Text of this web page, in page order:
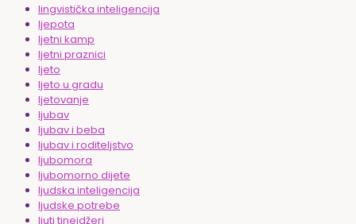
lingvistička inteligencija
ljepota
ljetni kamp
ljetni praznici
ljeto
ljeto u gradu
ljetovanje
ljubav
ljubav i beba
ljubav i roditeljstvo
ljubomora
ljubomorno dijete
ljudska inteligencija
ljudske potrebe
ljuti tinejdžeri